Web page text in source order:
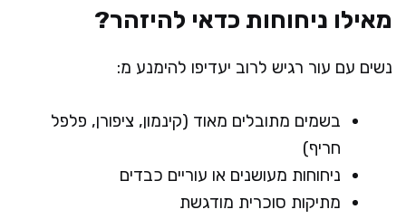
מאילו ניחוחות כדאי להיזהר?
נשים עם עור רגיש לרוב יעדיפו להימנע מ:
בשמים מתובלים מאוד (קינמון, ציפורן, פלפל
חריף)
ניחוחות מעושנים או עוריים כבדים
מתיקות סוכרית מודגשת